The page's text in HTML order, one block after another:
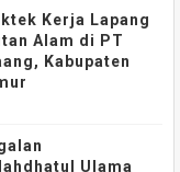
Kerja Lapang
Alam di PT
Kabupaten
Ulama